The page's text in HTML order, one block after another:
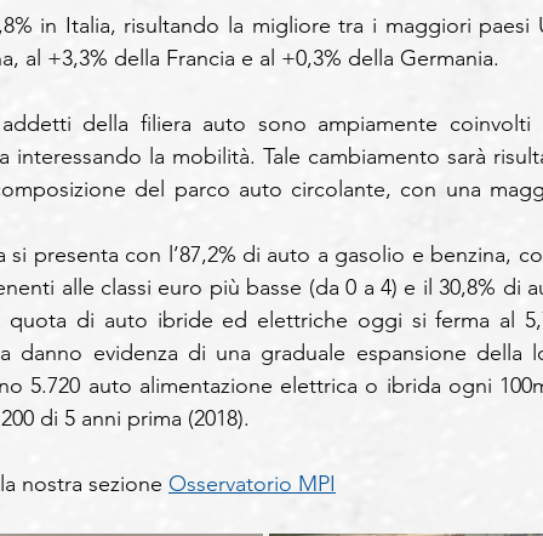
in Italia, risultando la migliore tra i maggiori paesi
al +3,3% della Francia e al +0,3% della Germania.
della filiera auto sono ampiamente coinvolti
interessando la mobilità. Tale cambiamento sarà
del parco auto circolante, con una
presenta con l’87,2% di auto a gasolio e benzina,
alle classi euro più basse (da 0 a 4) e il 30,8% di
di auto ibride ed elettriche oggi si ferma al
danno evidenza di una graduale espansione della
5.720 auto alimentazione elettrica o ibrida ogni
di 5 anni prima (2018).
nostra sezione Osservatorio MPI